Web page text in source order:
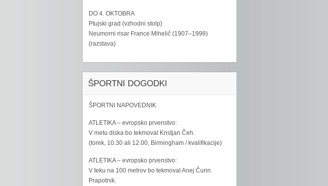
DO 4. OKTOBRA
Ptujski grad (vzhodni stolp)
Neumorni risar France Mihelič (1907–1998)
(razstava)
ŠPORTNI DOGODKI
ŠPORTNI NAPOVEDNIK
ATLETIKA – evropsko prvenstvo:
V metu diska bo tekmoval Kristjan Čeh.
(torek, 10.30 ali 12.00, Birmingham / kvalifikacije)
ATLETIKA – evropsko prvenstvo:
V teku na 100 metrov bo tekmoval Anej Čurin
Prapotnik.